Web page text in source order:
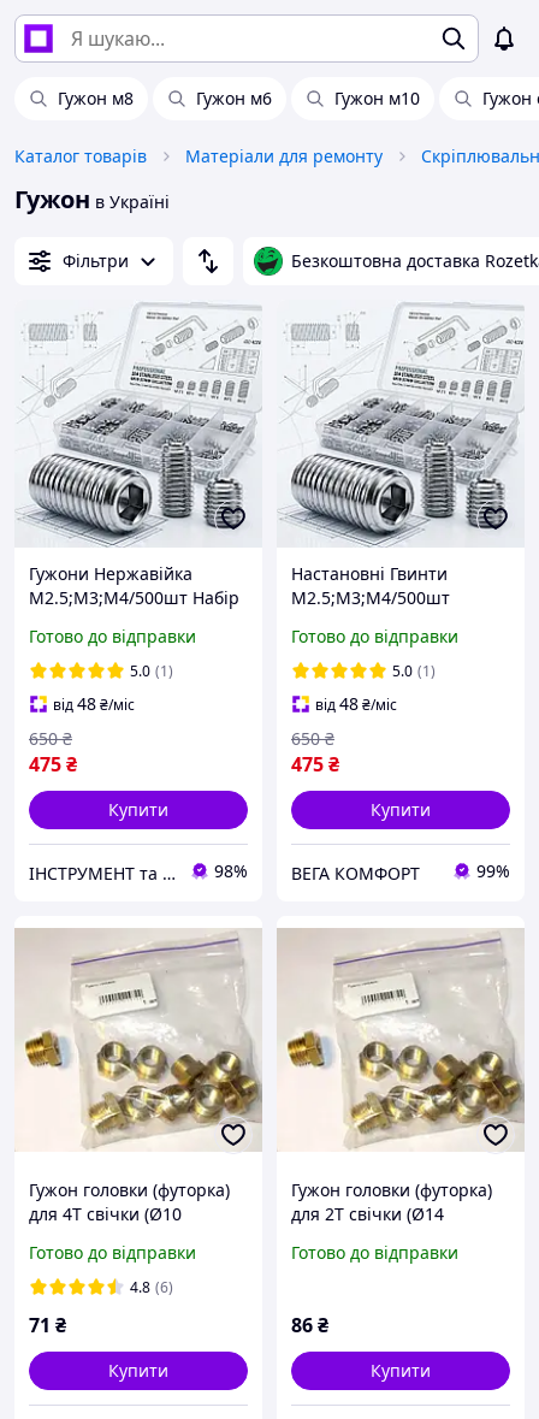
Гужон м8 Гужон м6 Гужон м10 Гужон
Каталог товарів Матеріали для ремонту
Гужон в Україні
Фільтри Безкоштовна доставка
Гужони Нержавійка
M2.5;M3;M4/500шт Набір
916 Spec (SP-0676501)
Готово до відправки
5.0 (1)
від48₴/міс
475₴
650 ₴
Купити
ІНСТРУМЕНТ та МЕТИЗИ 98%
Настановні Гвинти
M2.5;M3;M4/500шт
Набір Гужонів Spec (SP-
0676501)
Готово до відправки
5.0 (1)
від48₴/міс
475₴
650 ₴
Купити
ВЕГА КОМФОРТ 99%
Гужон головки (футорка)
для 4T свічки (Ø10
Готово до відправки
4.8 (6)
71 ₴
Купити
Гужон головки (футорка)
для 2T свічки (Ø14
Готово до відправки
86₴
Купити